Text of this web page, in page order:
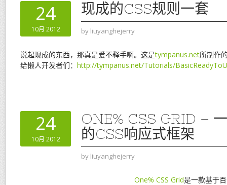
24
10月 2012
现成的CSS规则一套
by liuyanghejerry
说起现成的东西，那真是爱不释手啊。这是tympanus.net所制作
给懒人开发者们： http://tympanus.net/Tutorials/
24
10月 2012
ONE% CSS GRID –
的CSS响应式框架
by liuyanghejerry
One% CSS Grid是一款基于